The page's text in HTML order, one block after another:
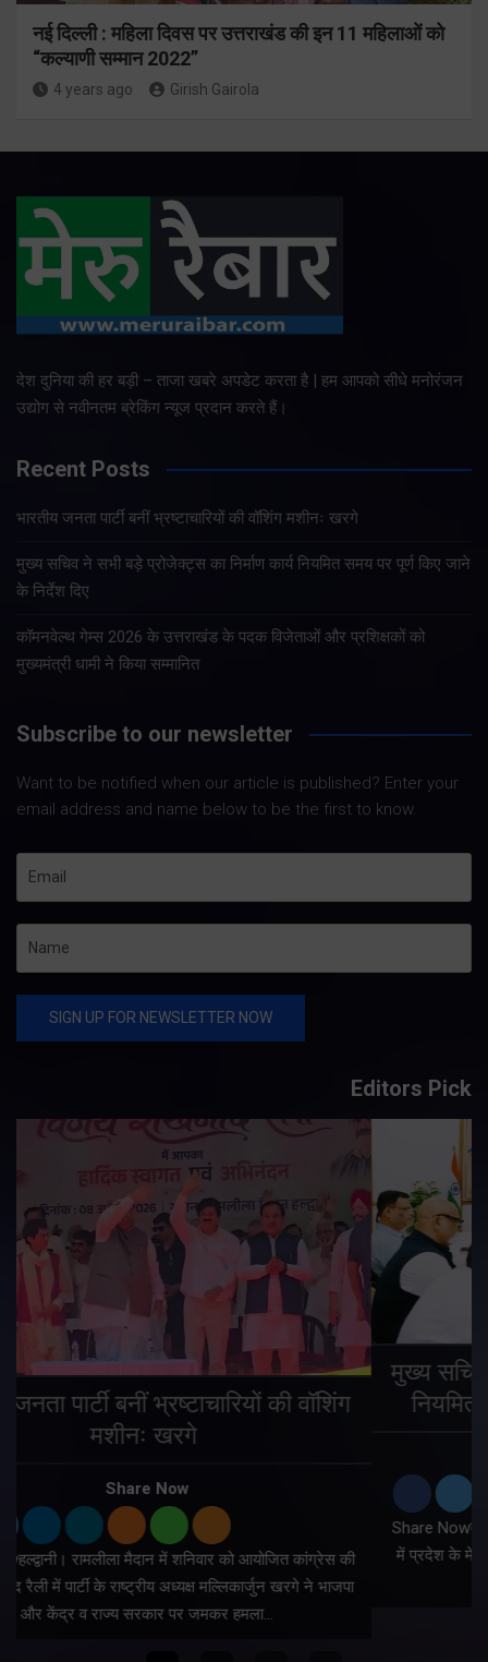
नई दिल्ली : महिला दिवस पर उत्तराखंड की इन 11 महिलाओं को
“कल्याणी सम्मान 2022”
4 years ago Girish Gairola
देश दुनिया की हर बड़ी – ताजा खबरे अपडेट करता है | हम आपको सीधे मनोरंजन
उद्योग से नवीनतम ब्रेकिंग न्यूज प्रदान करते हैं।
Recent Posts
भारतीय जनता पार्टी बनीं भ्रष्टाचारियों की वॉशिंग मशीनः खरगे
मुख्य सचिव ने सभी बड़े प्रोजेक्ट्स का निर्माण कार्य नियमित समय पर पूर्ण किए जाने
के निर्देश दिए
कॉमनवेल्थ गेम्स 2026 के उत्तराखंड के पदक विजेताओं और प्रशिक्षकों को
मुख्यमंत्री धामी ने किया सम्मानित
Subscribe to our newsletter
Want to be notified when our article is published? Enter your
email address and name below to be the first to know.
Editors Pick
मुख्य सचिव ने सभी बड़े प्रोजेक्ट्स का निर्माण कार्य
नियमित समय पर पूर्ण किए जाने के निर्देश दिए
Share Nowदेहरादून। मुख्य सचिव आनन्द बर्द्धन ने शुक्रवार को सचिवालय
में प्रदेश के मेगा प्रोजेक्ट्स की समीक्षा की। मुख्य सचिव ने प्रदेश के भीतर
सभी बड़े प्रोजेक्ट्स का निर्माण कार्य…